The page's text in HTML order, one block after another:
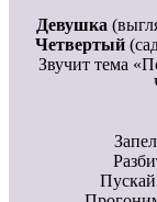
Девушка
Четвертый
Звучит тема
Пускай